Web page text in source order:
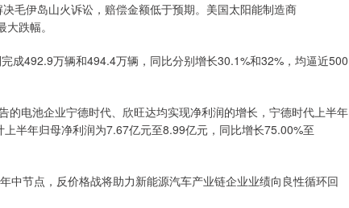
毛伊岛山火诉讼，赔偿金额低于预期。美国太阳能制造商
跌幅。
492.9万辆和494.4万辆，同比分别增长30.1%和32%，均逼近500
池企业宁德时代、欣旺达均实现净利润的增长，宁德时代上半年
半年归母净利润为7.67亿元至8.99亿元，同比增长75.00%至
节点，反价格战将助力新能源汽车产业链企业业绩向良性循环回